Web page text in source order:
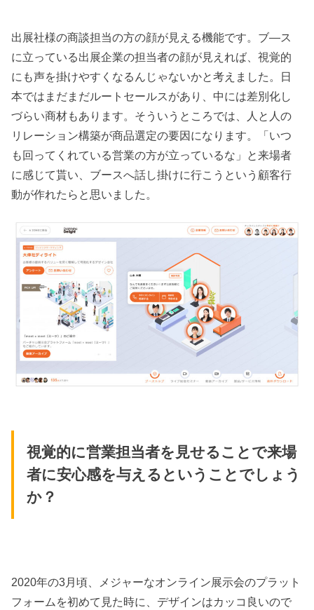
出展社様の商談担当の方の顔が見える機能です。ブ―ス
に立っている出展企業の担当者の顔が見えれば、視覚的
にも声を掛けやすくなるんじゃないかと考えました。日
本ではまだまだルートセールスがあり、中には差別化し
づらい商材もあります。そういうところでは、人と人の
リレーション構築が商品選定の要因になります。「いつ
も回ってくれている営業の方が立っているな」と来場者
に感じて貰い、ブースへ話し掛けに行こうという顧客行
動が作れたらと思いました。
視覚的に営業担当者を見せることで来場
者に安心感を与えるということでしょう
か？
2020年の3月頃、メジャーなオンライン展示会のプラット
フォームを初めて見た時に、デザインはカッコ良いので